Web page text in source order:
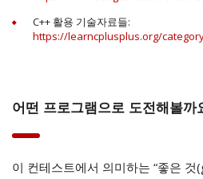
C++ 활용 기술자료들:
https://learncplusplus.org/
어떤 프로그램으로 도전해볼까
이 컨테스트에서 의미하는 “좋은 것